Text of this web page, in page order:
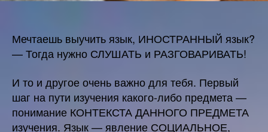
Мечтаешь выучить язык, ИНОСТРАННЫЙ язык?
— Тогда нужно СЛУШАТЬ и РАЗГОВАРИВАТЬ!
И то и другое очень важно для тебя. Первый
шаг на пути изучения какого-либо предмета —
понимание КОНТЕКСТА ДАННОГО ПРЕДМЕТА
изучения. Язык — явление СОЦИАЛЬНОЕ,